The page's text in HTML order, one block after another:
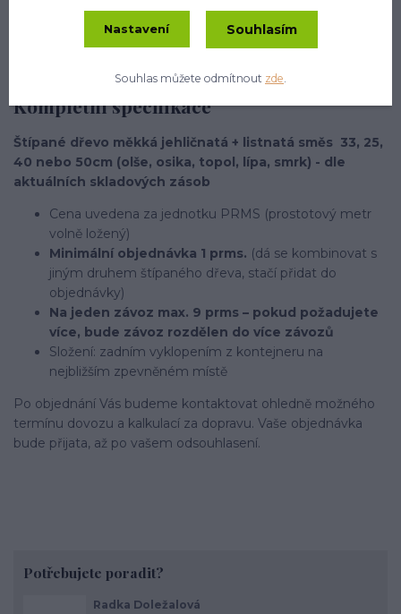
Kompletní specifikace
Štípané dřevo měkká jehličnatá + listnatá směs 33, 25,
40 nebo 50cm (olše, osika, topol, lípa, smrk) - dle
aktuálních skladových zásob
Cena uvedena za jednotku PRMS (prostotový metr
volně ložený)
Minimální objednávka 1 prms. (dá se kombinovat s
jiným druhem štípaného dřeva, stačí přidat do
objednávky)
Na jeden závoz max. 9 prms – pokud požadujete
více, bude závoz rozdělen do více závozů
Složení: zadním vyklopením z kontejneru na
nejbližším zpevněném místě
Po objednání Vás budeme kontaktovat ohledně možného
termínu dovozu a kalkulací za dopravu. Vaše objednávka
bude přijata, až po vašem odsouhlasení.
Potřebujete poradit?
Radka Doležalová
Nastavení Souhlasím
Souhlas můžete odmítnout zde.